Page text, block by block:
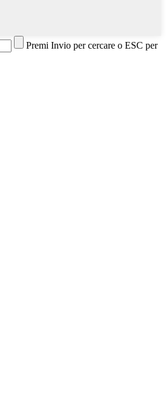
Premi Invio per cercare o ESC per